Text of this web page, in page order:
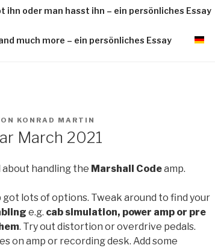
ihn oder man hasst ihn – ein persönliches Essay
much more – ein persönliches Essay
KONRAD MARTIN
March 2021
about handling the Marshall Codeamp.
got lots of options. Tweak around to find your
e.g. cab simulation, power amp or pre
. Try out distortion or overdrive pedals.
on amp or recording desk. Add some